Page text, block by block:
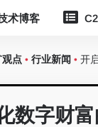
术博客
观点 • 行业新闻 • 开
数字财